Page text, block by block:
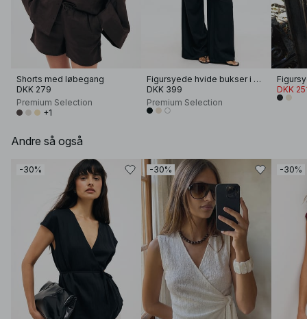
Shorts med løbegang
DKK 279
Premium Selection
+1
Figursyede hvide bukser i hør med vide ben
DKK 399
Premium Selection
DKK
Andre så også
-30% -30% -30%